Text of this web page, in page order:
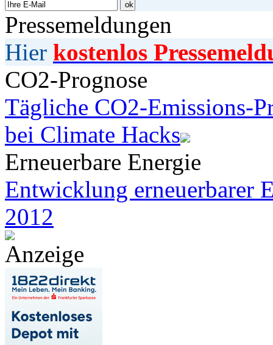
Pressemeldungen
Hier kostenlos
CO2-Prognose
Tägliche CO2-Emissions-
bei Climate Hacks
Erneuerbare Energie
Entwicklung erneuerbarer
2012
Anzeige